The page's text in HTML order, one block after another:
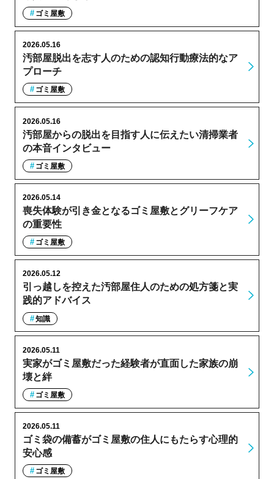
ゴミ屋敷
汚部屋脱出を志す人のための認知行動療法的なア
プローチ
2026.05.16
ゴミ屋敷
汚部屋からの脱出を目指す人に伝えたい清掃業者
の本音インタビュー
2026.05.16
ゴミ屋敷
喪失体験が引き金となるゴミ屋敷とグリーフケア
の重要性
2026.05.14
ゴミ屋敷
引っ越しを控えた汚部屋住人のための処方箋と実
践的アドバイス
2026.05.12
知識
実家がゴミ屋敷だった経験者が直面した家族の崩
壊と絆
2026.05.11
ゴミ屋敷
ゴミ袋の備蓄がゴミ屋敷の住人にもたらす心理的
安心感
2026.05.11
ゴミ屋敷